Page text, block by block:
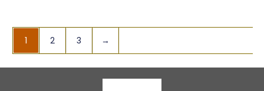
1 2 3 →